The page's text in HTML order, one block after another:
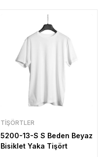
TIŞÖRTLER
5200-13-S S Beden Beyaz
Bisiklet Yaka Tişört